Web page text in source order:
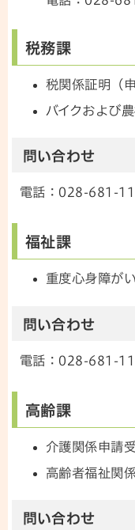
税務課
税関係証明（
バイクおよび
問い合わせ
電話：028-681-
福祉課
重度心身障が
問い合わせ
電話：028-681-
高齢課
介護関係申請
高齢者福祉関
問い合わせ